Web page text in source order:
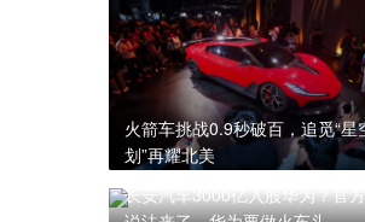
火箭车挑战0.9秒破百，追觅“星
划”再耀北美
长安汽车3000亿入股华为？官